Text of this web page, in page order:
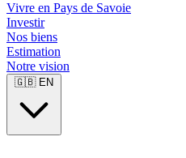
Vivre en Pays de Savoie
Investir
Nos biens
Estimation
Notre vision
🇬🇧 EN